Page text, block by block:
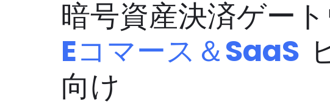
暗号資産決済ゲート
Eコマース＆SaaS
向け